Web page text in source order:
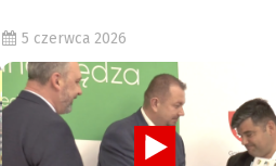
5 czerwca 2026